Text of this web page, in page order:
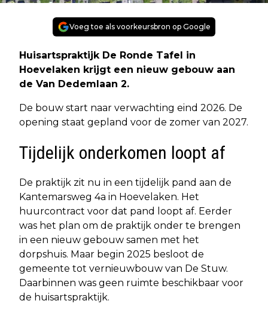
Voeg toe als voorkeursbron op Google
Huisartspraktijk De Ronde Tafel in
Hoevelaken krijgt een nieuw gebouw aan
de Van Dedemlaan 2.
De bouw start naar verwachting eind 2026. De
opening staat gepland voor de zomer van 2027.
Tijdelijk onderkomen loopt af
De praktijk zit nu in een tijdelijk pand aan de
Kantemarsweg 4a in Hoevelaken. Het
huurcontract voor dat pand loopt af. Eerder
was het plan om de praktijk onder te brengen
in een nieuw gebouw samen met het
dorpshuis. Maar begin 2025 besloot de
gemeente tot vernieuwbouw van De Stuw.
Daarbinnen was geen ruimte beschikbaar voor
de huisartspraktijk.